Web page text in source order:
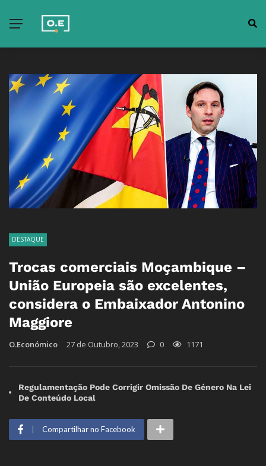
DESTAQUE
Trocas comerciais Moçambique –
União Europeia são excelentes,
considera o Embaixador Antonino
Maggiore
O.Económico 27 de Outubro, 2023 0 1171
Regulamentação Pode Corrigir Omissão De Género Na Lei
De Conteúdo Local
Compartilhar no Facebook